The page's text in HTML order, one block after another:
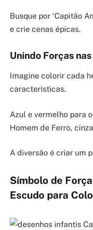
Busque por ‘Capitão
e crie cenas épicas.
Unindo Forças
Imagine colorir cada
características.
Azul e vermelho para
Homem de Ferro,
A diversão é criar um
Símbolo de
Escudo para